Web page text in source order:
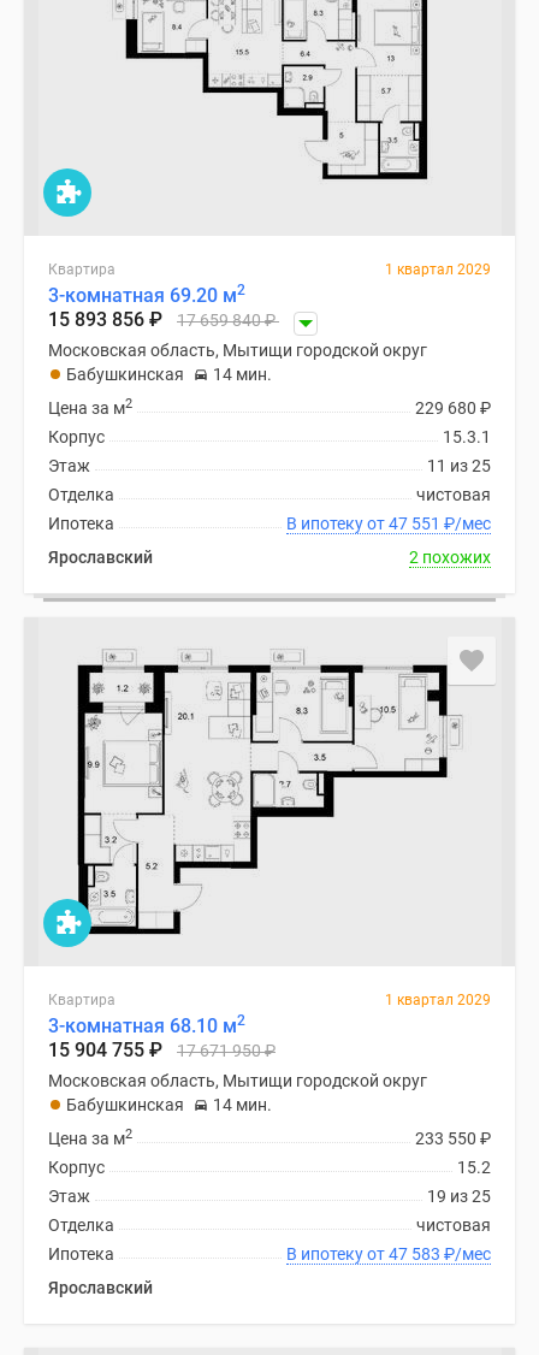
Квартира 1 квартал 2029
3-комнатная 69.20 м2
15 893 856 ₽ 17 659 840₽
Московская область, Мытищи городской округ
Бабушкинская
14 мин.
229 680 ₽
Цена за м2
15.3.1
Корпус
11 из 25
Этаж
чистовая
Отделка
В ипотеку от 47 551 ₽/мес
Ипотека
Ярославский
2 похожих
Квартира 1 квартал 2029
3-комнатная 68.10 м2
15 904 755 ₽ 17 671 950₽
Московская область, Мытищи городской округ
Бабушкинская
14 мин.
233 550 ₽
Цена за м2
15.2
Корпус
19 из 25
Этаж
чистовая
Отделка
В ипотеку от 47 583 ₽/мес
Ипотека
Ярославский